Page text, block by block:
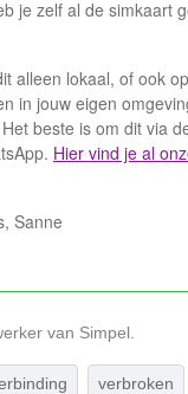
je zelf al de simkaart
alleen lokaal, of ook
in jouw eigen
beste is om dit via
Hier vind je al
Sanne
van Simpel.
verbroken